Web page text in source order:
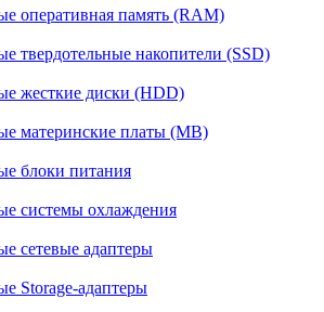
оперативная память (RAM)
твердотельные накопители (SSD)
жесткие диски (HDD)
материнские платы (MB)
блоки питания
системы охлаждения
сетевые адаптеры
Storage-адаптеры